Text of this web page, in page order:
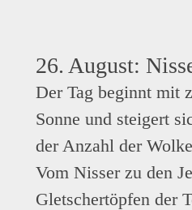
26. August:
Der Tag beginnt mit
Sonne und steigert
der Anzahl der
Vom Nisser zu den
Gletschertöpfen der